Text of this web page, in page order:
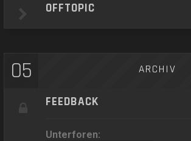
OFFTOPIC
05 ARCHIV
FEEDBACK
Unterforen: